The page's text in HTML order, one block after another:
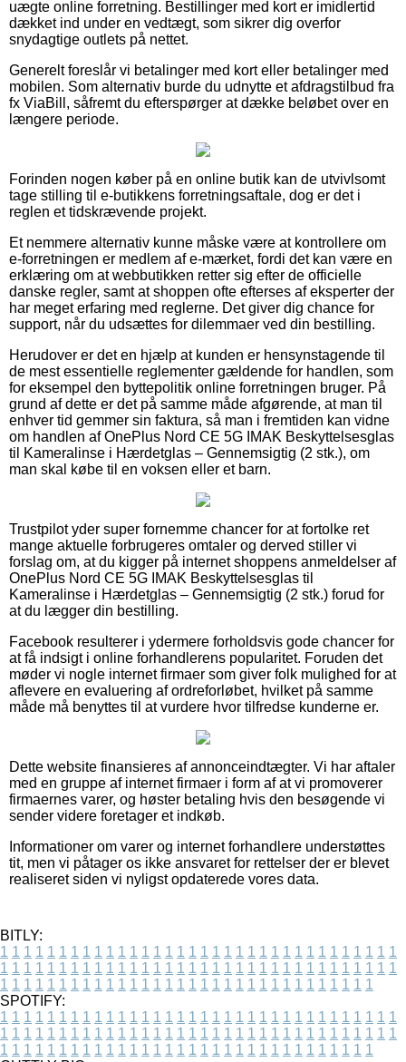
uægte online forretning. Bestillinger med kort er imidlertid
dækket ind under en vedtægt, som sikrer dig overfor
snydagtige outlets på nettet.
Generelt foreslår vi betalinger med kort eller betalinger med
mobilen. Som alternativ burde du udnytte et afdragstilbud fra
fx ViaBill, såfremt du efterspørger at dække beløbet over en
længere periode.
Forinden nogen køber på en online butik kan de utvivlsomt
tage stilling til e-butikkens forretningsaftale, dog er det i
reglen et tidskrævende projekt.
Et nemmere alternativ kunne måske være at kontrollere om
e-forretningen er medlem af e-mærket, fordi det kan være en
erklæring om at webbutikken retter sig efter de officielle
danske regler, samt at shoppen ofte efterses af eksperter der
har meget erfaring med reglerne. Det giver dig chance for
support, når du udsættes for dilemmaer ved din bestilling.
Herudover er det en hjælp at kunden er hensynstagende til
de mest essentielle reglementer gældende for handlen, som
for eksempel den byttepolitik online forretningen bruger. På
grund af dette er det på samme måde afgørende, at man til
enhver tid gemmer sin faktura, så man i fremtiden kan vidne
om handlen af OnePlus Nord CE 5G IMAK Beskyttelsesglas
til Kameralinse i Hærdetglas – Gennemsigtig (2 stk.), om
man skal købe til en voksen eller et barn.
Trustpilot yder super fornemme chancer for at fortolke ret
mange aktuelle forbrugeres omtaler og derved stiller vi
forslag om, at du kigger på internet shoppens anmeldelser af
OnePlus Nord CE 5G IMAK Beskyttelsesglas til
Kameralinse i Hærdetglas – Gennemsigtig (2 stk.) forud for
at du lægger din bestilling.
Facebook resulterer i ydermere forholdsvis gode chancer for
at få indsigt i online forhandlerens popularitet. Foruden det
møder vi nogle internet firmaer som giver folk mulighed for at
aflevere en evaluering af ordreforløbet, hvilket på samme
måde må benyttes til at vurdere hvor tilfredse kunderne er.
Dette website finansieres af annonceindtægter. Vi har aftaler
med en gruppe af internet firmaer i form af at vi promoverer
firmaernes varer, og høster betaling hvis den besøgende vi
sender videre foretager et indkøb.
Informationer om varer og internet forhandlere understøttes
tit, men vi påtager os ikke ansvaret for rettelser der er blevet
realiseret siden vi nyligst opdaterede vores data.
BITLY:
1 1 1 1 1 1 1 1 1 1 1 1 1 1 1 1 1 1 1 1 1 1 1 1 1 1 1 1 1 1 1 1 1 1
1 1 1 1 1 1 1 1 1 1 1 1 1 1 1 1 1 1 1 1 1 1 1 1 1 1 1 1 1 1 1 1 1 1
1 1 1 1 1 1 1 1 1 1 1 1 1 1 1 1 1 1 1 1 1 1 1 1 1 1 1 1 1 1 1 1
SPOTIFY:
1 1 1 1 1 1 1 1 1 1 1 1 1 1 1 1 1 1 1 1 1 1 1 1 1 1 1 1 1 1 1 1 1 1
1 1 1 1 1 1 1 1 1 1 1 1 1 1 1 1 1 1 1 1 1 1 1 1 1 1 1 1 1 1 1 1 1 1
1 1 1 1 1 1 1 1 1 1 1 1 1 1 1 1 1 1 1 1 1 1 1 1 1 1 1 1 1 1 1 1